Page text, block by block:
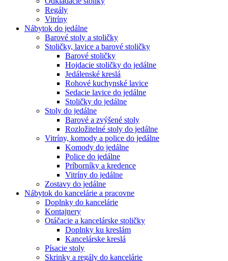
Regály
Vitríny
Nábytok do jedálne
Barové stoly a stoličky
Stoličky, lavice a barové stoličky
Barové stoličky
Hojdacie stoličky do jedálne
Jedálenské kreslá
Rohové kuchynské lavice
Sedacie lavice do jedálne
Stoličky do jedálne
Stoly do jedálne
Barové a zvýšené stoly
Rozložitelné stoly do jedálne
Vitríny, komody a police do jedálne
Komody do jedálne
Police do jedálne
Príborníky a kredence
Vitríny do jedálne
Zostavy do jedálne
Nábytok do kancelárie a pracovne
Doplnky do kancelárie
Kontajnery
Otáčacie a kancelárske stoličky
Doplnky ku kreslám
Kancelárske kreslá
Písacie stoly
Skrinky a regály do kancelárie